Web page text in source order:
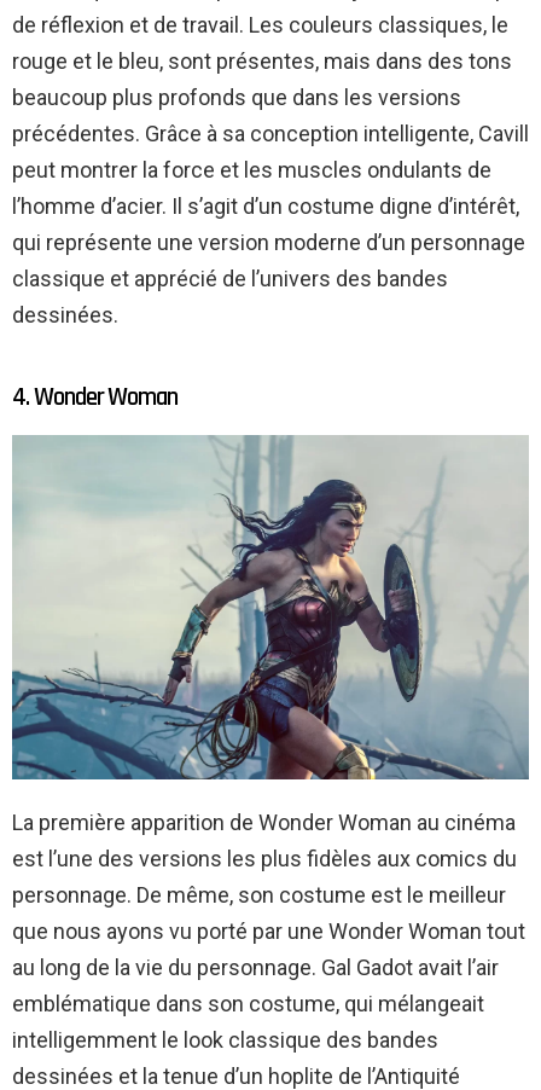
de réflexion et de travail. Les couleurs classiques, le
rouge et le bleu, sont présentes, mais dans des tons
beaucoup plus profonds que dans les versions
précédentes. Grâce à sa conception intelligente, Cavill
peut montrer la force et les muscles ondulants de
l’homme d’acier. Il s’agit d’un costume digne d’intérêt,
qui représente une version moderne d’un personnage
classique et apprécié de l’univers des bandes
dessinées.
4. Wonder Woman
La première apparition de Wonder Woman au cinéma
est l’une des versions les plus fidèles aux comics du
personnage. De même, son costume est le meilleur
que nous ayons vu porté par une Wonder Woman tout
au long de la vie du personnage. Gal Gadot avait l’air
emblématique dans son costume, qui mélangeait
intelligemment le look classique des bandes
dessinées et la tenue d’un hoplite de l’Antiquité